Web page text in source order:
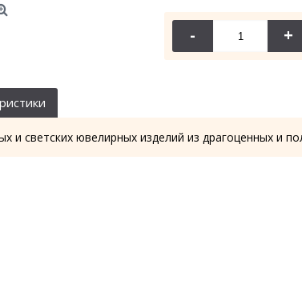
- +
и светских ювелирных изделий из драгоценных и